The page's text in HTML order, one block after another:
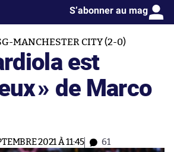
S’abonner au mag
MANCHESTER CITY (2-0)
est
» de Marco
2021 À 11:45 61